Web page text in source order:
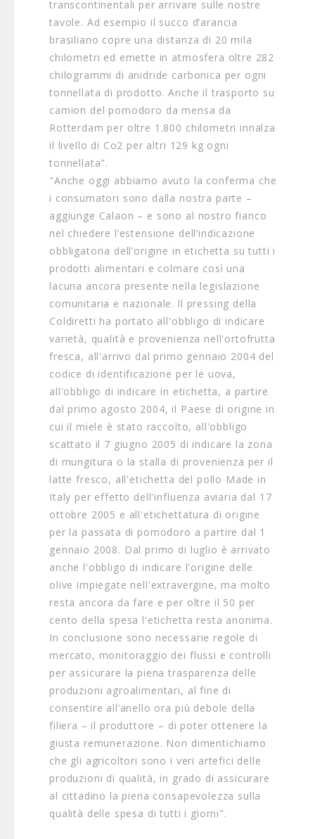
transcontinentali per arrivare sulle nostre
tavole. Ad esempio il succo d’arancia
brasiliano copre una distanza di 20 mila
chilometri ed emette in atmosfera oltre 282
chilogrammi di anidride carbonica per ogni
tonnellata di prodotto. Anche il trasporto su
camion del pomodoro da mensa da
Rotterdam per oltre 1.800 chilometri innalza
il livello di Co2 per altri 129 kg ogni
tonnellata".
"Anche oggi abbiamo avuto la conferma che
i consumatori sono dalla nostra parte –
aggiunge Calaon – e sono al nostro fianco
nel chiedere l’estensione dell’indicazione
obbligatoria dell’origine in etichetta su tutti i
prodotti alimentari e colmare così una
lacuna ancora presente nella legislazione
comunitaria e nazionale. ll pressing della
Coldiretti ha portato all'obbligo di indicare
varietà, qualità e provenienza nell'ortofrutta
fresca, all'arrivo dal primo gennaio 2004 del
codice di identificazione per le uova,
all'obbligo di indicare in etichetta, a partire
dal primo agosto 2004, il Paese di origine in
cui il miele è stato raccolto, all'obbligo
scattato il 7 giugno 2005 di indicare la zona
di mungitura o la stalla di provenienza per il
latte fresco, all'etichetta del pollo Made in
Italy per effetto dell'influenza aviaria dal 17
ottobre 2005 e all'etichettatura di origine
per la passata di pomodoro a partire dal 1
gennaio 2008. Dal primo di luglio è arrivato
anche l'obbligo di indicare l'origine delle
olive impiegate nell'extravergine, ma molto
resta ancora da fare e per oltre il 50 per
cento della spesa l'etichetta resta anonima.
In conclusione sono necessarie regole di
mercato, monitoraggio dei flussi e controlli
per assicurare la piena trasparenza delle
produzioni agroalimentari, al fine di
consentire all’anello ora più debole della
filiera – il produttore – di poter ottenere la
giusta remunerazione. Non dimentichiamo
che gli agricoltori sono i veri artefici delle
produzioni di qualità, in grado di assicurare
al cittadino la piena consapevolezza sulla
qualità delle spesa di tutti i giorni".